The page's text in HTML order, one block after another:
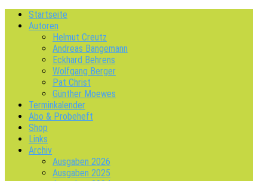
Startseite
Autoren
Helmut Creutz
Andreas Bangemann
Eckhard Behrens
Wolfgang Berger
Pat Christ
Günther Moewes
Terminkalender
Abo & Probeheft
Shop
Links
Archiv
Ausgaben 2026
Ausgaben 2025